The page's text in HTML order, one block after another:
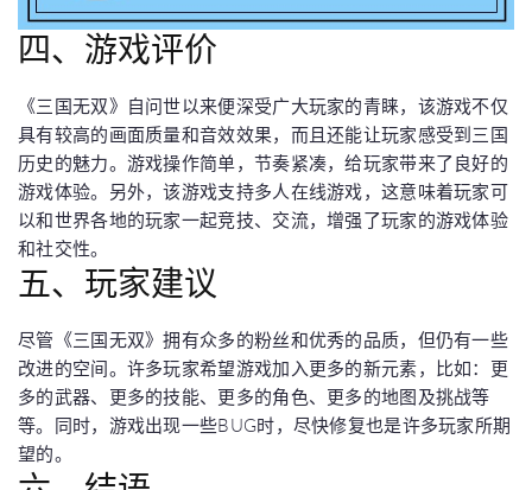
四、游戏评价
《三国无双》自问世以来便深受广大玩家的青睐，该游戏不仅
具有较高的画面质量和音效效果，而且还能让玩家感受到三国
历史的魅力。游戏操作简单，节奏紧凑，给玩家带来了良好的
游戏体验。另外，该游戏支持多人在线游戏，这意味着玩家可
以和世界各地的玩家一起竞技、交流，增强了玩家的游戏体验
和社交性。
五、玩家建议
尽管《三国无双》拥有众多的粉丝和优秀的品质，但仍有一些
改进的空间。许多玩家希望游戏加入更多的新元素，比如：更
多的武器、更多的技能、更多的角色、更多的地图及挑战等
等。同时，游戏出现一些BUG时，尽快修复也是许多玩家所期
望的。